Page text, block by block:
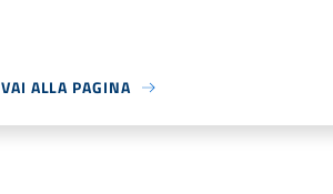
VAI ALLA PAGINA